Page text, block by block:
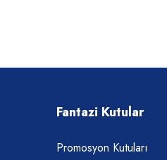
Fantazi Kutular
Promosyon Kutuları